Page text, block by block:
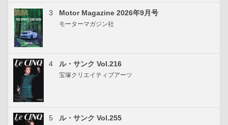
3 Motor Magazine 2026年9月号
モーターマガジン社
4 ル・サンク Vol.216
宝塚クリエイティブアーツ
5 ル・サンク Vol.255